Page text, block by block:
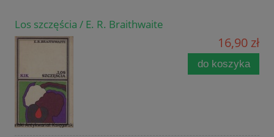
Los szczęścia / E. R. Braithwaite
16,90 zł
do koszyka